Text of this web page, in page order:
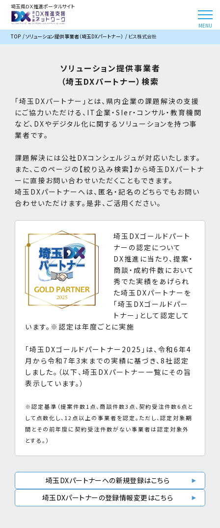
埼玉県ＤＸ推進ポータルサイト
TOP ソリューション提供事業者（埼玉DXパートナー） ビス株式会社
ソリューション提供事業者
（埼玉DXパートナー）検索
「埼玉DXパートナー」とは、県内企業の課題解決の支援
にご協力いただける、IT企業・SIer・コンサル・教育機関
など、DXやデジタル化に関するソリューションを持つ事
業者です。
課題解決には公社DXコンシェルジュが対応いたします。
また、このページの【絞り込み検索】から埼玉DXパートナ
ーに直接お問い合わせいただくこともできます。
埼玉DXパートナーへは、匿名・記名のどちらでもお問い
合わせいただけます。是非、ご活用ください。
埼玉DXゴールドパート
ナーの認定について
DX推進に当たり、提案・
商談・成約件数において
秀でた実績をあげられ
た埼玉DXパートナーを
「埼玉DXゴールドパー
トナー」として認定して
います。※認定は年度ごとに実施
「埼玉DXゴールドパートナー2025」は、令和6年4
月から令和7年3末までの実績に基づき、8社認定
しました。（以下、埼玉DXパートナー一覧にその旨
表示しています。）
※認定基準（提案件数1点、商談件数3点、契約受注件数6点と
して点数化し、12点以上の事業者を認定。ただし、認定対象期
間とその前年度に契約受注件数がない事業者は認定対象外
とする。）
埼玉DXパートナーへの新規登録はこちら
埼玉DXパートナーの登録情報変更はこちら